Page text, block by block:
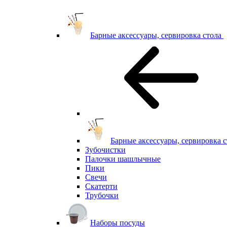
Барные аксессуары, сервировка стола
Барные аксессуары, сервировка
Зубочистки
Палочки шашлычные
Пики
Свечи
Скатерти
Трубочки
Наборы посуды